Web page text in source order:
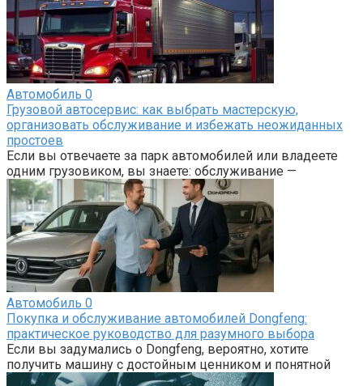
Автомобиль 0
Грузовой автосервис: как выбрать мастерскую,
организовать обслуживание и избежать неожиданных
простоев
Если вы отвечаете за парк автомобилей или владеете
одним грузовиком, вы знаете: обслуживание —
Автомобиль 0
Покупка и обслуживание автомобилей Dongfeng:
практическое руководство для разумного выбора
Если вы задумались о Dongfeng, вероятно, хотите
получить машину с достойным ценником и понятной